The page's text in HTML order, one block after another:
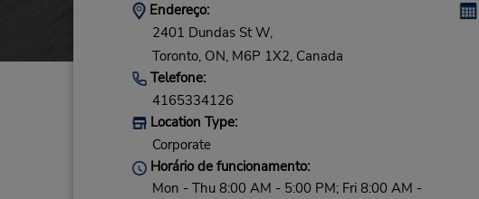
Endereço:
2401 Dundas St W,
Toronto, ON, M6P 1X2, Canada
Telefone:
4165334126
Location Type:
Corporate
Horário de funcionamento:
Mon - Thu 8:00 AM - 5:00 PM; Fri 8:00 AM -